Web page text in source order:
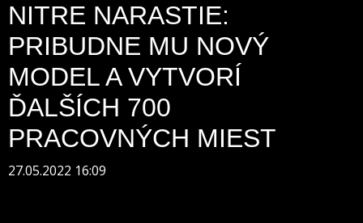
NITRE NARASTIE:
PRIBUDNE MU NOVÝ
MODEL A VYTVORÍ
ĎALŠÍCH 700
PRACOVNÝCH MIEST
27.05.2022 16:09